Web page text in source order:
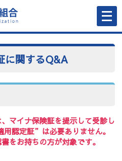
メ
ニ
ュ
ー
開
に関するQ&A
マイナ保険証を提示して受診し
認定証”は必要ありません。
をお持ちの方が対象です。